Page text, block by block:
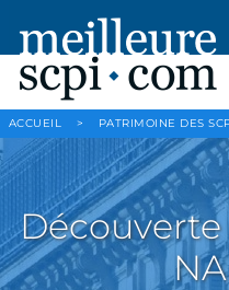
ACCUEIL > PATRIMOINE DES